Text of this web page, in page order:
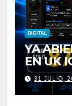
DIGITAL
YA
EN UK
31 JULIO,